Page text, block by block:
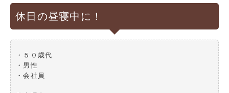
休日の昼寝中に！
・５０歳代
・男性
・会社員